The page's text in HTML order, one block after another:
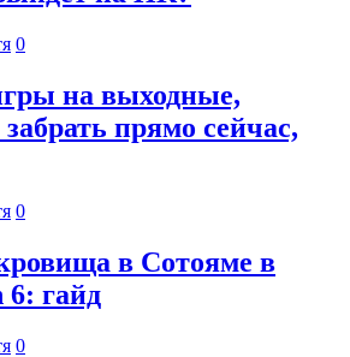
0
на выходные,
прямо сейчас,
0
в Сотояме в
гайд
0